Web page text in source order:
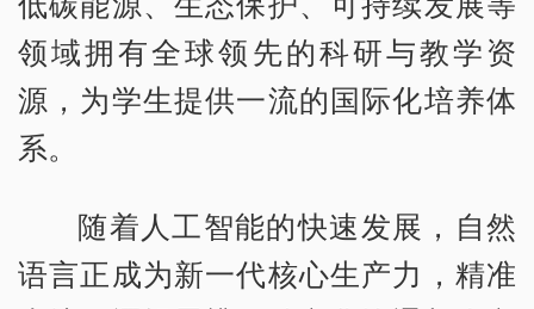
领域拥有全球领先的科研与教学资
源，为学生提供一流的国际化培养体
系。
随着人工智能的快速发展，自然
语言正成为新一代核心生产力，精准